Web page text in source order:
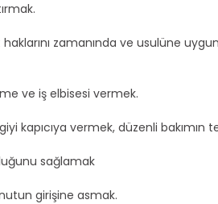
zamanında ve usulüne
ve iş elbisesi vermek.
kapıcıya vermek, düzenli bakımın
sağlamak
girişine asmak.